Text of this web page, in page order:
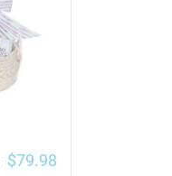
$79.98